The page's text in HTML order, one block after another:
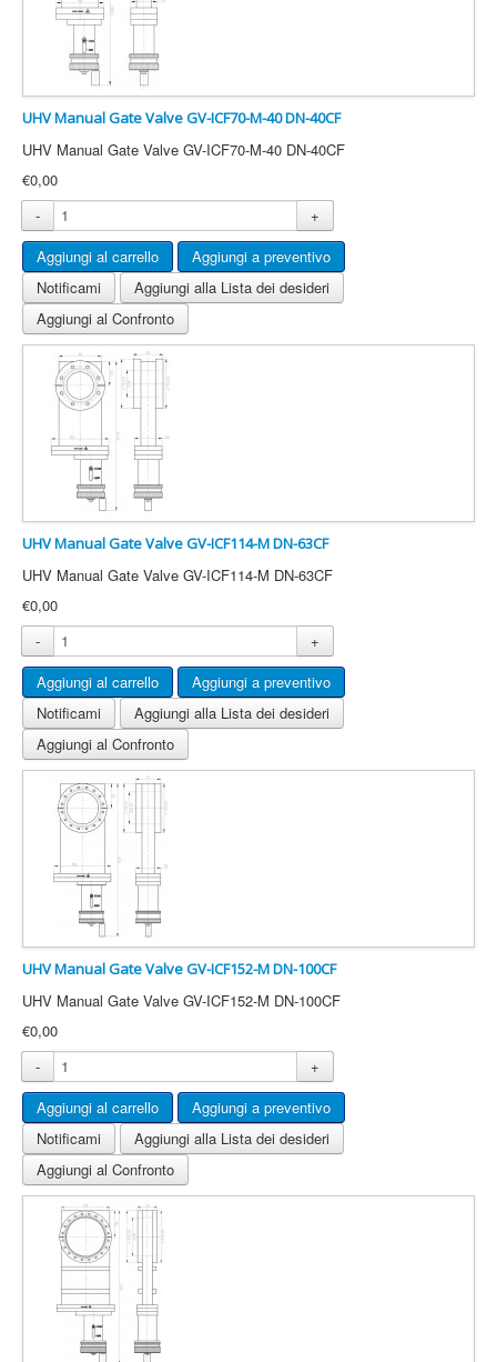
UHV Manual Gate Valve GV-ICF70-M-40 DN-40CF
UHV Manual Gate Valve GV-ICF70-M-40 DN-40CF
€0,00
-
+
Notificami
Aggiungi alla Lista dei desideri
Aggiungi al Confronto
UHV Manual Gate Valve GV-ICF114-M DN-63CF
UHV Manual Gate Valve GV-ICF114-M DN-63CF
€0,00
-
+
Notificami
Aggiungi alla Lista dei desideri
Aggiungi al Confronto
UHV Manual Gate Valve GV-ICF152-M DN-100CF
UHV Manual Gate Valve GV-ICF152-M DN-100CF
€0,00
-
+
Notificami
Aggiungi alla Lista dei desideri
Aggiungi al Confronto